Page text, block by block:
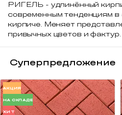
РИГЕЛЬ - удлинённый
современным тенденциям в
кирпиче. Меняет
привычных цветов и фактур.
Суперпредложение
АКЦИЯ
НА СКЛАДЕ
ХИТ